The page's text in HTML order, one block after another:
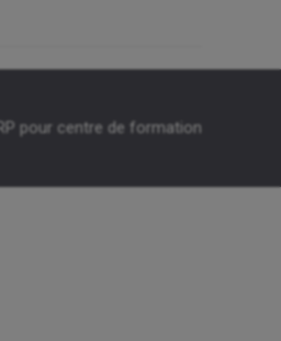
pour centre de formation